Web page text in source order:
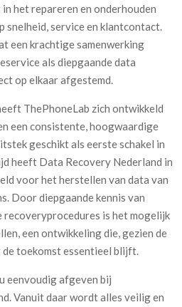
het repareren en onderhouden
snelheid, service en klantcontact.
een krachtige samenwerking
als diepgaande data
op elkaar afgestemd.
ThePhoneLab zich ontwikkeld
een consistente, hoogwaardige
geschikt als eerste schakel in
heeft Data Recovery Nederland in
voor het herstellen van data van
Door diepgaande kennis van
is het mogelijk
een ontwikkeling die, gezien de
toekomst essentieel blijft.
eenvoudig afgeven bij
Vanuit daar wordt alles veilig en